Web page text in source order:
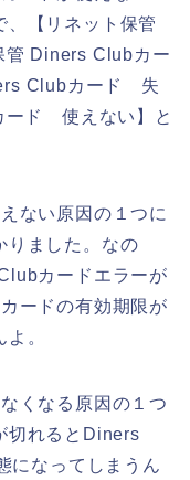
、【リネット保管
管 Diners Clubカー
Clubカード 失
ード 使えない】と
ない原因の１つに
りました。なの
カードエラーが
ードの有効期限が
。
くなる原因の１つ
切れるとDiners
になってしまうん